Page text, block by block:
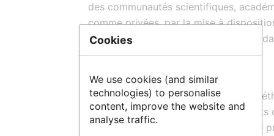
des communautés scientifiques,
comme privées, par la mise à
services, de matériels et d’expertises
domaine de l’analyse protéomique.
S’appuyant sur des technologies et
novatrices et sur un parc d’instruments
génération, l’
UAR
Bordeaux Proteome
Cookies
We use cookies (and similar
technologies) to personalise
content, improve the website and
analyse traffic.